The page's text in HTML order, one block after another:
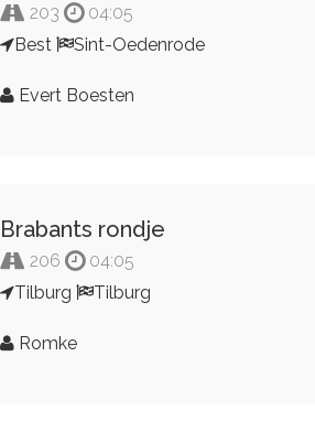
203
04:05
Best
Sint-Oedenrode
Evert Boesten
Brabants rondje
206
04:05
Tilburg
Tilburg
Romke